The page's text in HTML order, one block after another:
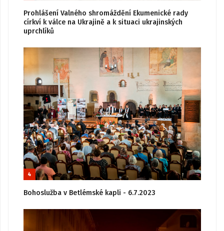
Prohlášení Valného shromáždění Ekumenické rady
církví k válce na Ukrajině a k situaci ukrajinských
uprchlíků
4
Bohoslužba v Betlémské kapli - 6.7.2023